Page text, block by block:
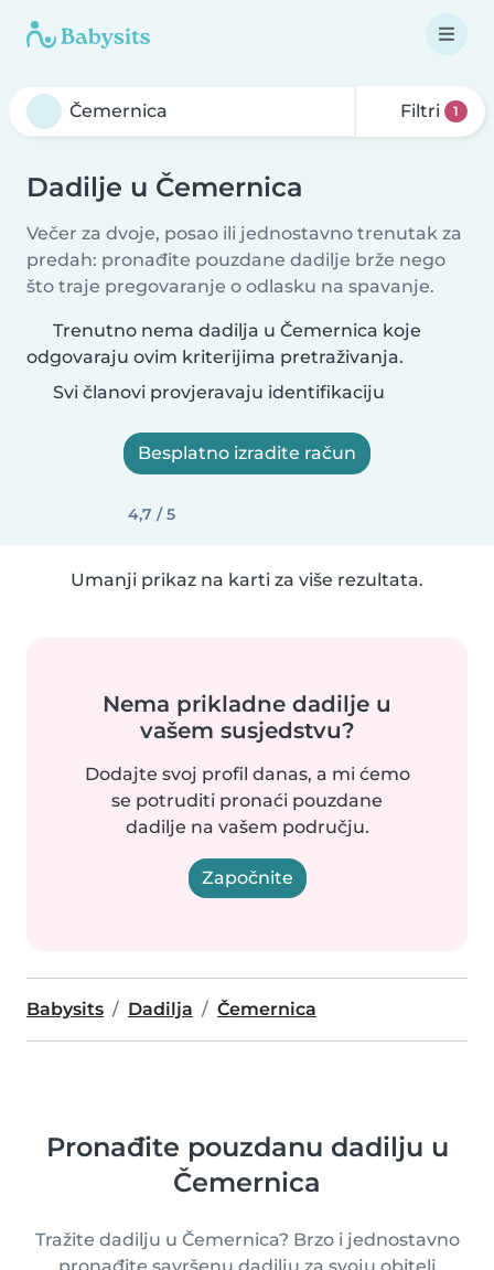
Filtri 1
Dadilje u Čemernica
Večer za dvoje, posao ili jednostavno trenutak za
predah: pronađite pouzdane dadilje brže nego
što traje pregovaranje o odlasku na spavanje.
Trenutno nema dadilja u Čemernica koje
odgovaraju ovim kriterijima pretraživanja.
Svi članovi provjeravaju identifikaciju
Besplatno izradite račun
4,7 / 5
Umanji prikaz na karti za više rezultata.
Nema prikladne dadilje u
vašem susjedstvu?
Dodajte svoj profil danas, a mi ćemo
se potruditi pronaći pouzdane
dadilje na vašem području.
Započnite
Babysits Dadilja Čemernica
Pronađite pouzdanu dadilju u
Čemernica
Tražite dadilju u Čemernica? Brzo i jednostavno